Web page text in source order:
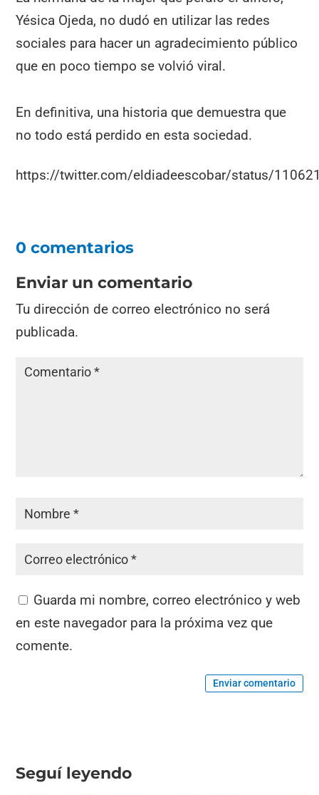
Yésica Ojeda, no dudó en utilizar las redes
sociales para hacer un agradecimiento público
que en poco tiempo se volvió viral.
En definitiva, una historia que demuestra que
no todo está perdido en esta sociedad.
https://twitter.com/eldiadeescobar/status/
0 comentarios
Enviar un comentario
Tu dirección de correo electrónico no será
publicada.
Guarda mi nombre, correo electrónico y web
en este navegador para la próxima vez que
comente.
Enviar comentario
Seguí leyendo